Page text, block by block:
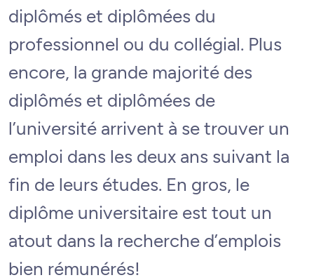
diplômés et diplômées du
professionnel ou du collégial. Plus
encore, la grande majorité des
diplômés et diplômées de
l’université arrivent à se trouver un
emploi dans les deux ans suivant la
fin de leurs études. En gros, le
diplôme universitaire est tout un
atout dans la recherche d’emplois
bien rémunérés!